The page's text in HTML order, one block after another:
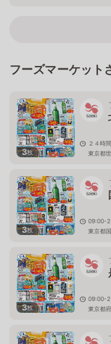
フーズマーケット
3枚
２４時
東京都
3枚
09:00-
東京都
3枚
09:00-
東京都